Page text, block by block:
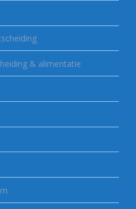
& alimentatie